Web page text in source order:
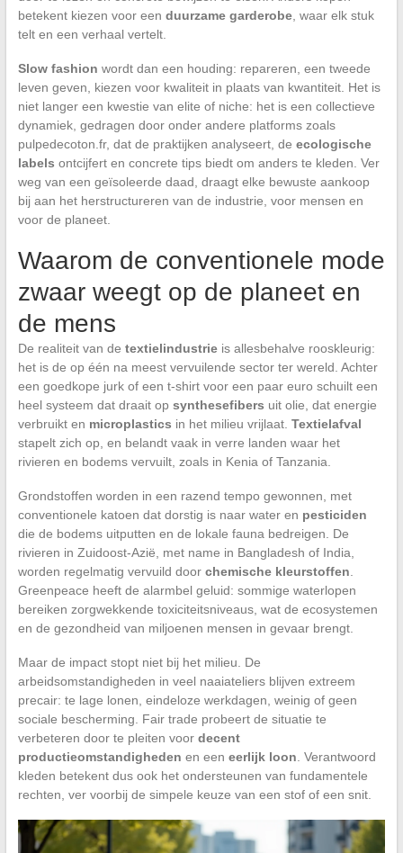
betekent kiezen voor een duurzame garderobe, waar elk stuk
telt en een verhaal vertelt.
Slow fashion wordt dan een houding: repareren, een tweede
leven geven, kiezen voor kwaliteit in plaats van kwantiteit. Het is
niet langer een kwestie van elite of niche: het is een collectieve
dynamiek, gedragen door onder andere platforms zoals
pulpedecoton.fr, dat de praktijken analyseert, de ecologische
labels ontcijfert en concrete tips biedt om anders te kleden. Ver
weg van een geïsoleerde daad, draagt elke bewuste aankoop
bij aan het herstructureren van de industrie, voor mensen en
voor de planeet.
Waarom de conventionele mode
zwaar weegt op de planeet en
de mens
De realiteit van de textielindustrieis allesbehalve rooskleurig:
het is de op één na meest vervuilende sector ter wereld. Achter
een goedkope jurk of een t-shirt voor een paar euro schuilt een
heel systeem dat draait op synthesefibers uit olie, dat energie
verbruikt en microplastics in het milieu vrijlaat. Textielafval
stapelt zich op, en belandt vaak in verre landen waar het
rivieren en bodems vervuilt, zoals in Kenia of Tanzania.
Grondstoffen worden in een razend tempo gewonnen, met
conventionele katoen dat dorstig is naar water en pesticiden
die de bodems uitputten en de lokale fauna bedreigen. De
rivieren in Zuidoost-Azië, met name in Bangladesh of India,
worden regelmatig vervuild door chemische kleurstoffen
Greenpeace heeft de alarmbel geluid: sommige waterlopen
bereiken zorgwekkende toxiciteitsniveaus, wat de ecosystemen
en de gezondheid van miljoenen mensen in gevaar brengt.
Maar de impact stopt niet bij het milieu. De
arbeidsomstandigheden in veel naaiateliers blijven extreem
precair: te lage lonen, eindeloze werkdagen, weinig of geen
sociale bescherming. Fair trade probeert de situatie te
verbeteren door te pleiten voor decent
productieomstandigheden en een eerlijk loon . Verantwoord
kleden betekent dus ook het ondersteunen van fundamentele
rechten, ver voorbij de simpele keuze van een stof of een snit.